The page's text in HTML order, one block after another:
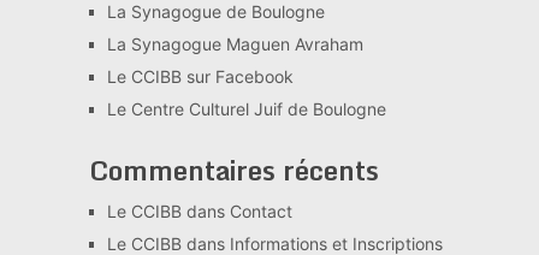
La Synagogue de Boulogne
La Synagogue Maguen Avraham
Le CCIBB sur Facebook
Le Centre Culturel Juif de Boulogne
Commentaires récents
Le CCIBBdans Contact
Le CCIBBdans Informations et Inscriptions